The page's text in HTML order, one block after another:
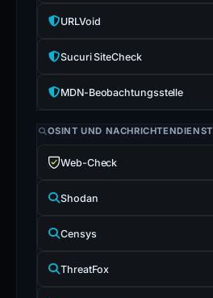
URLVoid
Sucuri SiteCheck
MDN-Beobachtungsstelle
OSINT UND NACHRICHTENDIENST
Web-Check
Shodan
Censys
ThreatFox